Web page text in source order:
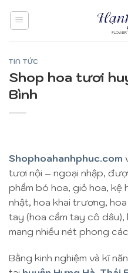
TIN TỨC
Shop hoa tươi
Bình
Shophoahanhphuc.com
tươi nội – ngoại nhập,
phẩm bó hoa, giỏ hoa, kệ
nhật, hoa khai trương,
tay (hoa cầm tay cô dâu),
mang nhiều nét phong
Bằng kinh nghiệm và kĩ